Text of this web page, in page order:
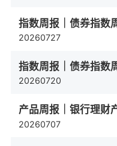
指数周报｜债券指数
20260727
指数周报｜债券指数
20260720
产品周报｜银行理财
20260707